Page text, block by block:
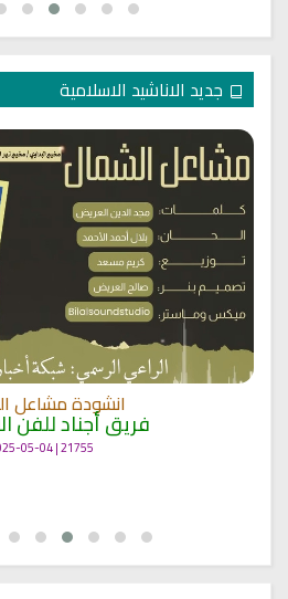
جديد الاناشيد الاسلامية
انشودة مشاعل
فريق أجناد للفن
21755 | 2025-05-04